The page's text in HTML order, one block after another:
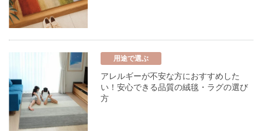
用途で選ぶ
アレルギーが不安な方におすすめした
い！安心できる品質の絨毯・ラグの選び
方